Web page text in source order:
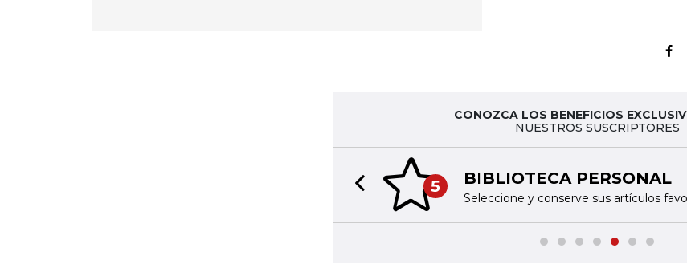
CONOZCA LOS BENEFICIOS
NUESTROS SUSCRIPTORES
5 BIBLIOTECA PERSONAL
Seleccione y conserve sus artículos
Previous slide